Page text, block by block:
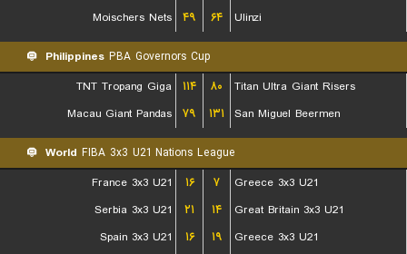
Moischers Nets
۴۹ ۶۴ Ulinzi
Philippines PBA Governors Cup
TNT Tropang Giga
۱۱۴ ۸۰
Titan Ultra Giant Risers
Macau Giant Pandas
۷۹ ۱۳۱ San Miguel Beermen
World FIBA 3x3 U21 Nations League
France 3x3 U21
۱۶ ۷
Greece 3x3 U21
Serbia 3x3 U21
۲۱ ۱۴
Great Britain 3x3 U21
Spain 3x3 U21
۱۶ ۱۹
Greece 3x3 U21